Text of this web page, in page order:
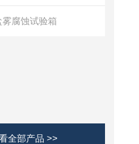
雾腐蚀试验箱
全部产品 >>